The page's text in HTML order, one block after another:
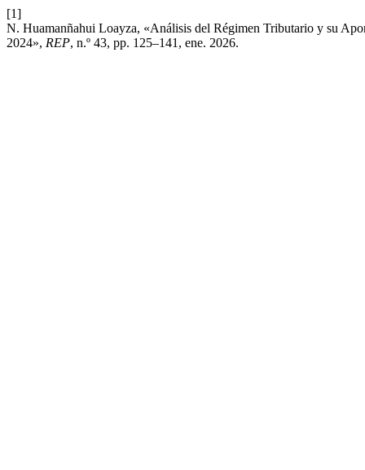
[1]
N. Huamanñahui Loayza, «Análisis del Régimen Tributario y su
2024», REP, n.º 43, pp. 125–141, ene. 2026.